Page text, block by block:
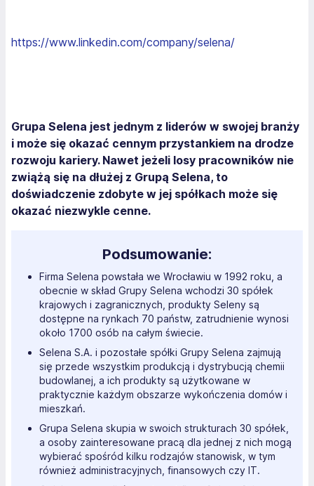
https://www.linkedin.com/company/selena/
Grupa Selena jest jednym z liderów w swojej branży
i może się okazać cennym przystankiem na drodze
rozwoju kariery. Nawet jeżeli losy pracowników nie
zwiążą się na dłużej z Grupą Selena, to
doświadczenie zdobyte w jej spółkach może się
okazać niezwykle cenne.
Podsumowanie:
Firma Selena powstała we Wrocławiu w 1992 roku, a
obecnie w skład Grupy Selena wchodzi 30 spółek
krajowych i zagranicznych, produkty Seleny są
dostępne na rynkach 70 państw, zatrudnienie wynosi
około 1700 osób na całym świecie.
Selena S.A. i pozostałe spółki Grupy Selena zajmują
się przede wszystkim produkcją i dystrybucją chemii
budowlanej, a ich produkty są użytkowane w
praktycznie każdym obszarze wykończenia domów i
mieszkań.
Grupa Selena skupia w swoich strukturach 30 spółek,
a osoby zainteresowane pracą dla jednej z nich mogą
wybierać spośród kilku rodzajów stanowisk, w tym
również administracyjnych, finansowych czy IT.